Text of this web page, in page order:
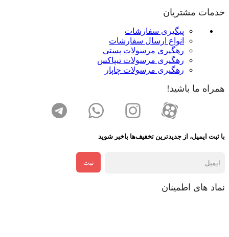
خدمات مشتریان
پیگیری سفارشات
انواع ارسال سفارشات
رهگیری مرسولات پستی
رهگیری مرسولات تیپاکس
رهگیری مرسولات چاپار
همراه ما باشید!
با ثبت ایمیل، از جدید‌ترین تخفیف‌ها با‌خبر شوید
ثبت
نماد های اطمینان